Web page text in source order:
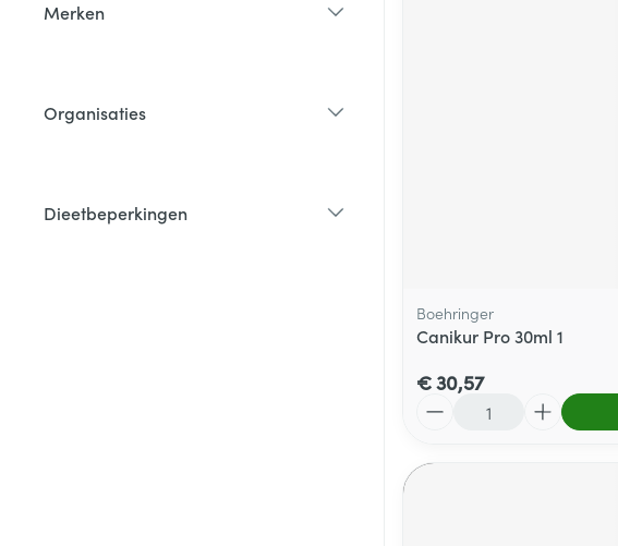
Merken
Organisaties
Dieetbeperkingen
Boehringer
Canikur Pro 30ml 1
€ 30,57